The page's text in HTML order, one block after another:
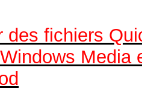
des fichiers
Media